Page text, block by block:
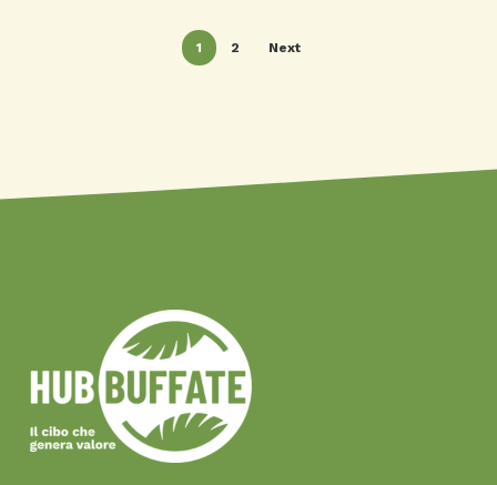
1 2 Next